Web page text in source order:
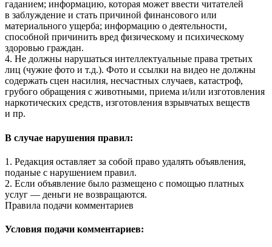
гаданием; информацию, которая может ввести читателей
в заблуждение и стать причиной финансового или
материального ущерба; информацию о деятельности,
способной причинить вред физическому и психическому
здоровью граждан.
4. Не должны нарушаться интеллектуальные права третьих
лиц (чужие фото и т.д.). Фото и ссылки на видео не должны
содержать сцен насилия, несчастных случаев, катастроф,
грубого обращения с животными, приема и/или изготовления
наркотических средств, изготовления взрывчатых веществ
и пр.
В случае нарушения правил:
1. Редакция оставляет за собой право удалять объявления,
поданые с нарушением правил.
2. Если объявление было размещено с помощью платных
услуг — деньги не возвращаются.
Правила подачи комментариев
Условия подачи комментариев: